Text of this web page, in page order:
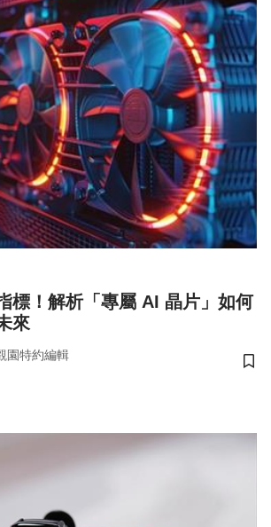
標！解析「專屬 AI 晶片」如何
來
園特約編輯
儲